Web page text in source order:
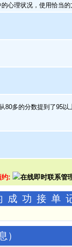
心理状况，使用恰当的
多的分数提到了95以
约:
功接单
）